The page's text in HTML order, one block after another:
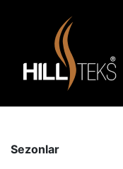
Sezonlar